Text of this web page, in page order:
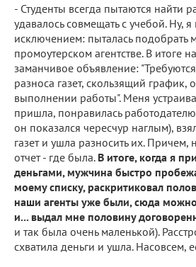
- Студенты всегда пытаются найти
удавалось совмещать с учебой. Ну, я
исключением: пыталась подобрать
промоутерском агентстве. В итоге
заманчивое объявление:
разноса газет, скользящий график,
выполнении работы". Меня
пришла, понравилась
он показался чересчур наглым),
газет и ушла разносить их. Причем,
отчет - где была. В итоге, когда я
деньгами, мужчина быстро
моему списку, раскритиковал
наши агенты уже были, сюда
и... выдал мне половину
и так была очень маленькой).
схватила деньги и ушла. Насовсем,